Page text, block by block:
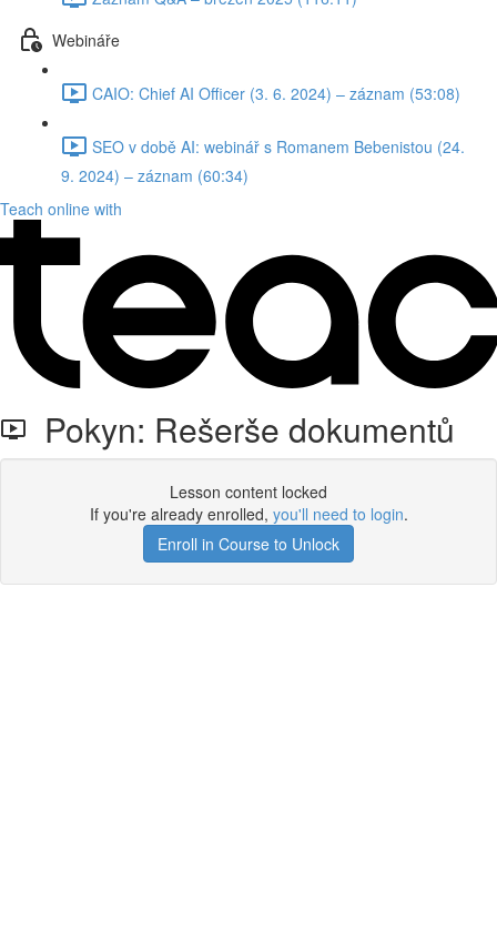
Webináře
CAIO: Chief AI Officer (3. 6. 2024) – záznam (53:08)
SEO v době AI: webinář s Romanem Bebenistou (24.
9. 2024) – záznam (60:34)
Teach online with
Pokyn: Rešerše dokumentů
Lesson content locked
If you're already enrolled, you'll need to login.
Enroll in Course to Unlock